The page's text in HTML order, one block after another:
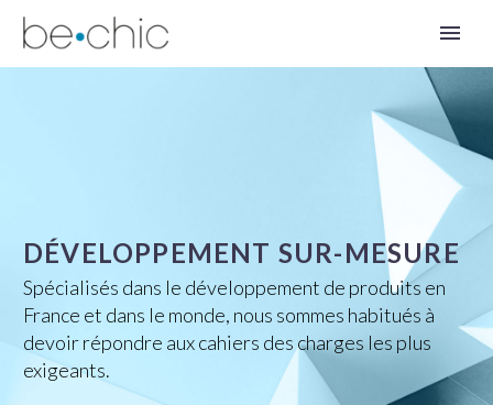
FR
DÉVELOPPEMENT SUR-MESURE
Spécialisés dans le développement de produits en
France et dans le monde, nous sommes habitués à
devoir répondre aux cahiers des charges les plus
exigeants.